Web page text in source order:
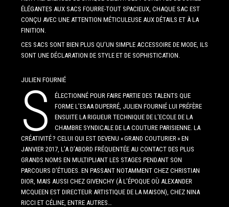
ÉLÉGANTES AUX SACS FOURRE-TOUT SPACIEUX, CHAQUE SAC EST
CONÇU AVEC UNE ATTENTION MÉTICULEUSE AUX DÉTAILS ET À LA
FINITION.
CES SACS SONT BIEN PLUS QU’UN SIMPLE ACCESSOIRE DE MODE, ILS
SONT UNE DÉCLARATION DE STYLE ET DE SOPHISTICATION.
JULIEN FOURNIÉ
S
ÉLECTIONNÉ POUR FAIRE PARTIE DES TALENTS QUE
FORME L’ESAA DUPERRÉ, JULIEN FOURNIÉ LUI PRÉFÈRE
ENSUITE LA RIGUEUR TECHNIQUE DE L’ECOLE DE LA
CHAMBRE SYNDICALE DE LA COUTURE PARISIENNE. LA
CRÉATIVITÉ ? CELUI QUI EST DEVENU « GRAND COUTURIER » EN
JANVIER 2017, L’A D’ABORD FRÉQUENTÉE AU CONTACT DES PLUS
GRANDS NOMS EN MULTIPLIANT LES STAGES PENDANT SON
PARCOURS D’ÉTUDES. EN PASSANT NOTAMMENT CHEZ CHRISTIAN
DIOR, MAIS AUSSI CHEZ GIVENCHY (À L’ÉPOQUE OÙ ALEXANDER
MCQUEEN EST DIRECTEUR ARTISTIQUE DE LA MAISON), CHEZ NINA
RICCI ET CÉLINE, ENTRE AUTRES…